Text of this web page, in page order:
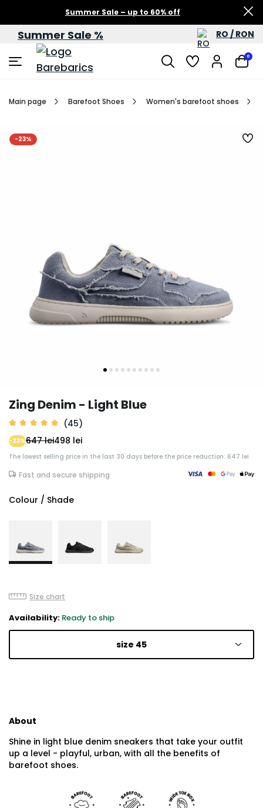
Summer Sale – up to 60% off
Summer Sale % RO / RON
0
Main page Barefoot Shoes Women's barefoot shoes
-23%
Zing Denim - Light Blue
(45)
498 lei
-23%647 lei
The lowest selling price in the last 30 days before the price reduction: 647 lei
Fast and secure shipping
Colour / Shade
Size chart
Availability: Ready to ship
size 45
About
Shine in light blue denim sneakers that take your outfit
up a level - playful, urban, with all the benefits of
barefoot shoes.